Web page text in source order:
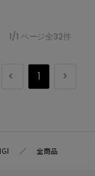
1/1 ページ全32件
1
全商品